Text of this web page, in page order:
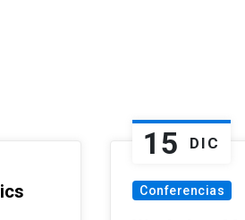
15 DIC
Conferencias